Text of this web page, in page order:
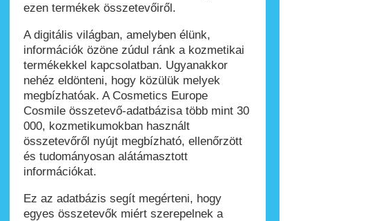
ezen termékek összetevőiről.
A digitális világban, amelyben élünk,
információk özöne zúdul ránk a kozmetikai
termékekkel kapcsolatban. Ugyanakkor
nehéz eldönteni, hogy közülük melyek
megbízhatóak. A Cosmetics Europe
Cosmile összetevő-adatbázisa több mint 30
000, kozmetikumokban használt
összetevőről nyújt megbízható, ellenőrzött
és tudományosan alátámasztott
információkat.
Ez az adatbázis segít megérteni, hogy
egyes összetevők miért szerepelnek a